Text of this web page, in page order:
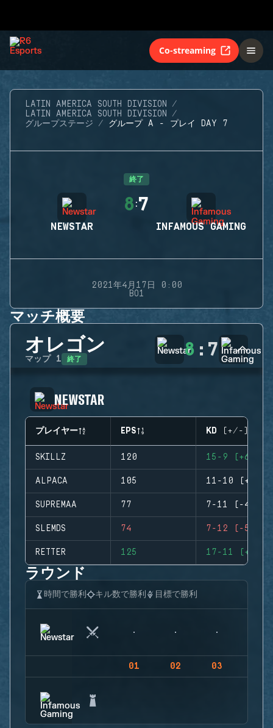
Co-streaming
LATIN AMERICA SOUTH DIVISION
LATIN AMERICA SOUTH DIVISION
グループステージ
グループ A - プレイ DAY 7
終了
NEWSTAR
8 :7
INFAMOUS GAMING
2021年4月17日 0:00
BO1
マッチ概要
オレゴン
マップ 1 終了 8 : 7
NEWSTAR
プレイヤー EPS KD (+/-)
SKILLZ 120 15-9 (+6)
ALPACA 105 11-10 (+1)
SUPREMAA 77 7-11 (-4)
SLEMDS 74 7-12 (-5)
RETTER 125 17-11 (+6)
ラウンド
時間で勝利 キル数で勝利 目標で勝利
01 02 03